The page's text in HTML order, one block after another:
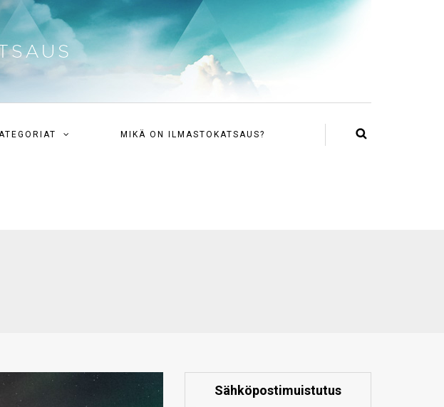
MIKÄ ON ILMASTOKATSAUS?
Sähköpostimuistutus